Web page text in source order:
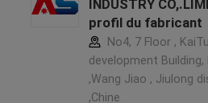
INDUSTRY
profil du fabricant
No4, 7 Floor , KaiTu
development Building,
,Wang Jiao , Jiulong
,Chine